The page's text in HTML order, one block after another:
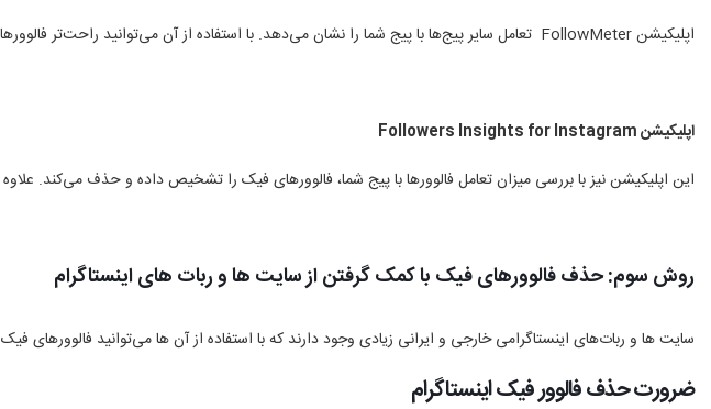
اپلیکیشنFollowMeter تعامل سایر پیج‌ها با پیج شما را نشان می‌دهد. با استفاده از آن می‌توانید راحت‌تر
اپلیکیشنFollowers Insights for Instagram
این اپلیکیشن نیز با بررسی میزان تعامل فالوورها با پیج شما، فالوورهای فیک را تشخیص داده و حذف می‌کند. علاوه
روش سوم: حذف فالوورهای فیک با کمک گرفتن از سایت ها و ربات های اینستاگرام
سایت ها و ربات‌های اینستاگرامی خارجی و ایرانی زیادی وجود دارند که با استفاده از آن ها می‌توانید
ضرورت حذف فالوور فیک اینستاگرام